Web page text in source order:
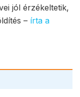
jól érzékeltetik,
– írta a